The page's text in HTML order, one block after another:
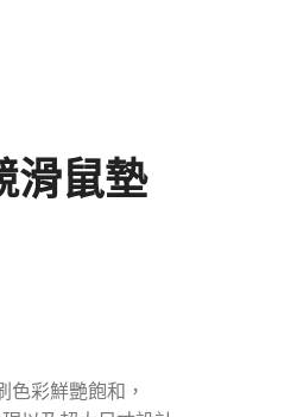
滑鼠墊
色彩鮮艷飽和，